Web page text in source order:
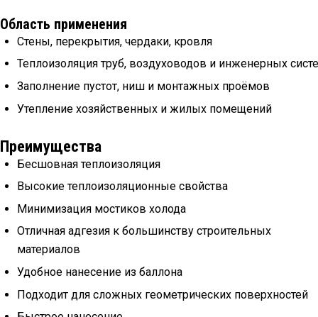
Область применения
Стены, перекрытия, чердаки, кровля
Теплоизоляция труб, воздуховодов и инженерных
Заполнение пустот, ниш и монтажных проёмов
Утепление хозяйственных и жилых помещений
Преимущества
Бесшовная теплоизоляция
Высокие теплоизоляционные свойства
Минимизация мостиков холода
Отличная адгезия к большинству строительных
материалов
Удобное нанесение из баллона
Подходит для сложных геометрических поверхностей